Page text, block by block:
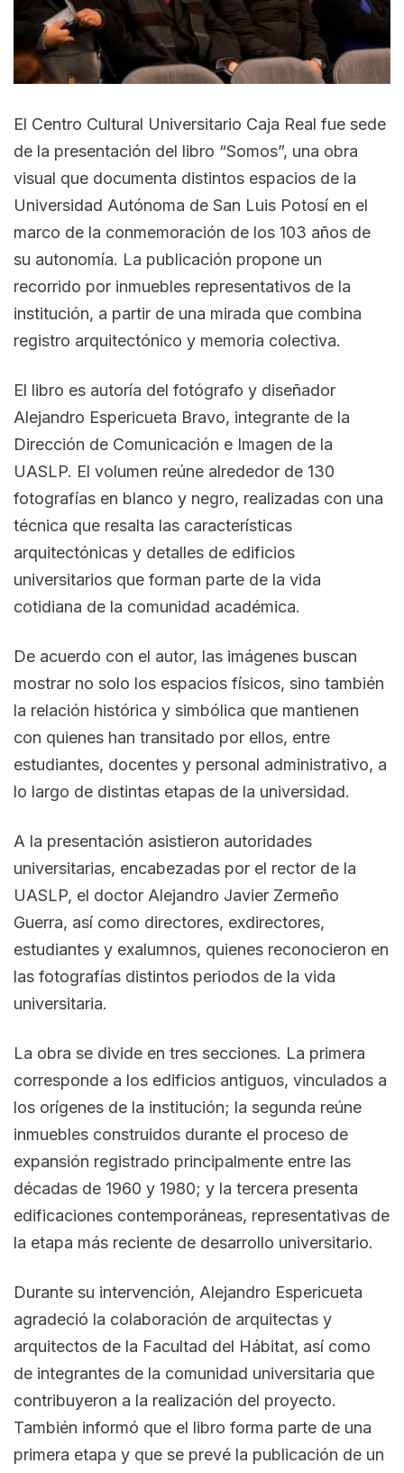
El Centro Cultural Universitario Caja Real fue sede
de la presentación del libro “Somos”, una obra
visual que documenta distintos espacios de la
Universidad Autónoma de San Luis Potosí en el
marco de la conmemoración de los 103 años de
su autonomía. La publicación propone un
recorrido por inmuebles representativos de la
institución, a partir de una mirada que combina
registro arquitectónico y memoria colectiva.
El libro es autoría del fotógrafo y diseñador
Alejandro Espericueta Bravo, integrante de la
Dirección de Comunicación e Imagen de la
UASLP. El volumen reúne alrededor de 130
fotografías en blanco y negro, realizadas con una
técnica que resalta las características
arquitectónicas y detalles de edificios
universitarios que forman parte de la vida
cotidiana de la comunidad académica.
De acuerdo con el autor, las imágenes buscan
mostrar no solo los espacios físicos, sino también
la relación histórica y simbólica que mantienen
con quienes han transitado por ellos, entre
estudiantes, docentes y personal administrativo, a
lo largo de distintas etapas de la universidad.
A la presentación asistieron autoridades
universitarias, encabezadas por el rector de la
UASLP, el doctor Alejandro Javier Zermeño
Guerra, así como directores, exdirectores,
estudiantes y exalumnos, quienes reconocieron en
las fotografías distintos periodos de la vida
universitaria.
La obra se divide en tres secciones. La primera
corresponde a los edificios antiguos, vinculados a
los orígenes de la institución; la segunda reúne
inmuebles construidos durante el proceso de
expansión registrado principalmente entre las
décadas de 1960 y 1980; y la tercera presenta
edificaciones contemporáneas, representativas de
la etapa más reciente de desarrollo universitario.
Durante su intervención, Alejandro Espericueta
agradeció la colaboración de arquitectas y
arquitectos de la Facultad del Hábitat, así como
de integrantes de la comunidad universitaria que
contribuyeron a la realización del proyecto.
También informó que el libro forma parte de una
primera etapa y que se prevé la publicación de un